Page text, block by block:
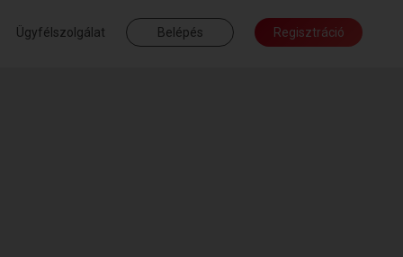
Ügyfélszolgálat Belépés Regisztráció